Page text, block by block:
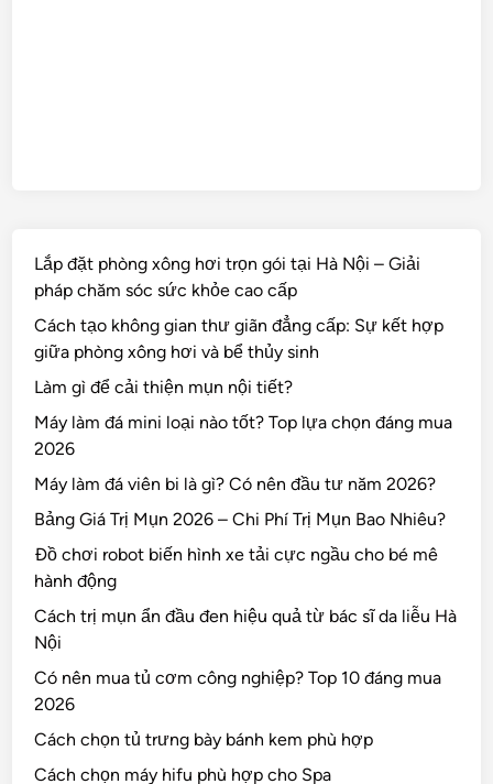
Lắp đặt phòng xông hơi trọn gói tại Hà Nội – Giải
pháp chăm sóc sức khỏe cao cấp
Cách tạo không gian thư giãn đẳng cấp: Sự kết hợp
giữa phòng xông hơi và bể thủy sinh
Làm gì để cải thiện mụn nội tiết?
Máy làm đá mini loại nào tốt? Top lựa chọn đáng mua
2026
Máy làm đá viên bi là gì? Có nên đầu tư năm 2026?
Bảng Giá Trị Mụn 2026 – Chi Phí Trị Mụn Bao Nhiêu?
Đồ chơi robot biến hình xe tải cực ngầu cho bé mê
hành động
Cách trị mụn ẩn đầu đen hiệu quả từ bác sĩ da liễu Hà
Nội
Có nên mua tủ cơm công nghiệp? Top 10 đáng mua
2026
Cách chọn tủ trưng bày bánh kem phù hợp
Cách chọn máy hifu phù hợp cho Spa